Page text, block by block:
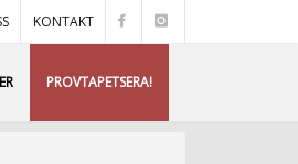
KONTAKT
PROVTAPETSERA!